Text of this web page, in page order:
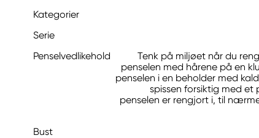
Kategorier
Serie
Penselvedlikehold
Tenk på miljøet når du
penselen med hårene på en
penselen i en beholder med
spissen forsiktig med et
penselen er rengjort i, til
Bust